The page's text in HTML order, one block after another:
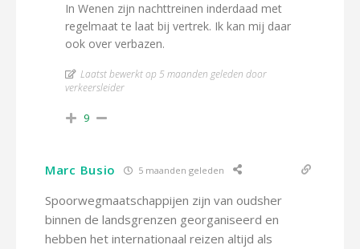
In Wenen zijn nachttreinen inderdaad met
regelmaat te laat bij vertrek. Ik kan mij daar
ook over verbazen.
Laatst bewerkt op 5 maanden geleden door
verkeersleider
9
Marc Busio 5 maanden geleden
Spoorwegmaatschappijen zijn van oudsher
binnen de landsgrenzen georganiseerd en
hebben het internationaal reizen altijd als